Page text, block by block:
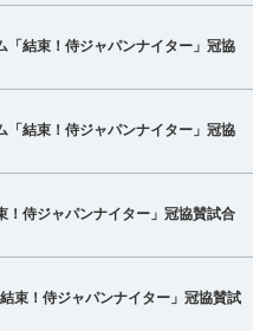
「結束！侍ジャパンナイター」冠協
「結束！侍ジャパンナイター」冠協
！侍ジャパンナイター」冠協賛試合
束！侍ジャパンナイター」冠協賛試